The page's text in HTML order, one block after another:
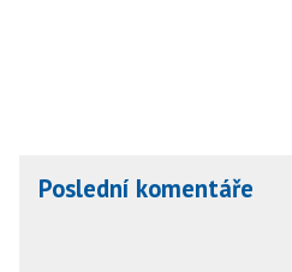
Poslední komentáře